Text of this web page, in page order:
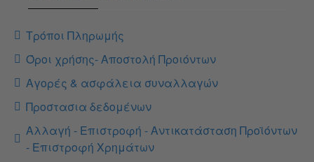
Τρόποι Πληρωμής
Όροι χρήσης- Αποστολή Προιόντων
Αγορές & ασφάλεια συναλλαγών
Προστασια δεδομένων
Αλλαγή - Επιστροφή - Αντικατάσταση Προϊόντων
- Επιστροφή Χρημάτων